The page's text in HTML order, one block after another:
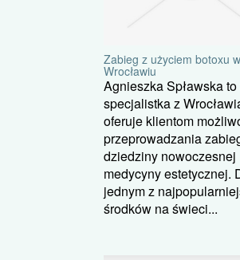
Zabieg z użyciem botoxu
Wrocławiu
Agnieszka Spławska
specjalistka z
oferuje klientom
przeprowadzania
dziedziny nowoczesnej
medycyny estetycznej.
jednym z
środków na świeci...